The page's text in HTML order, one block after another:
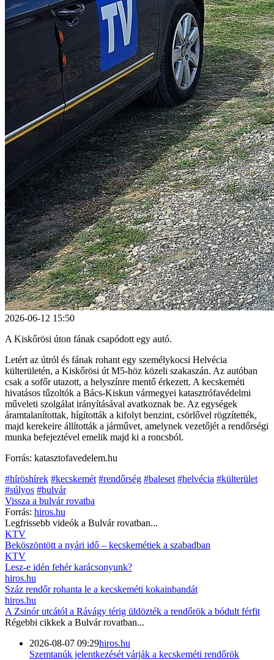
2026-06-12 15:50
A Kiskőrösi úton fának csapódott egy autó.
Letért az útról és fának rohant egy személykocsi Helvécia
külterületén, a Kiskőrösi út M5-höz közeli szakaszán. Az autóban
csak a sofőr utazott, a helyszínre mentő érkezett. A kecskeméti
hivatásos tűzoltók a Bács-Kiskun vármegyei katasztrófavédelmi
műveleti szolgálat irányításával avatkoznak be. Az egységek
áramtalanítottak, hígították a kifolyt benzint, csörlővel rögzítették,
majd kerekeire állították a járművet, amelynek vezetőjét a rendőrségi
munka befejeztével emelik majd ki a roncsból.
Forrás: katasztofavedelem.hu
#híröshírek #kecskemét #rendőrség #baleset #helvécia #külterület
#súlyos #bulvár
Vissza a bulvárrovatba
Forrás: hiros.hu
Legfrissebb videók a Bulvárrovatban...
KTV
Beköszöntött a nyári idő – kecskemétiek a szabadban
KTV
Lesz-e idén fehér karácsonyunk?
hiros.hu
Száz rendőr rohanta le a kecskeméti kokainbandát
hiros.hu
A Zsinór utcától a Rávágy térig üldözték a rendőrök a bódult férfit
Régebbi cikkek a Bulvárrovatban...
2026-08-07 09:29hiros.hu
Szemtanúk jelentkezését várják a kecskeméti rendőrök